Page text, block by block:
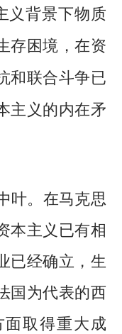
背景下物质
存困境，在资
和联合斗争已
主义的内在矛
。在马克思
本主义已有相
已经确立，生
国为代表的西
取得重大成